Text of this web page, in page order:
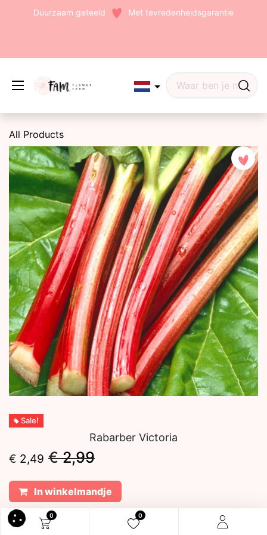
0 0
Duurzaam geteeld Met tevredenheidsgarantie
(242)
Edit widget
All Products
Sale!
Rabarber Victoria
€ 2,49 €2,99
In winkelmandje